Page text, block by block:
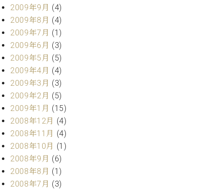
2009年9月 (4)
2009年8月 (4)
2009年7月 (1)
2009年6月 (3)
2009年5月 (5)
2009年4月 (4)
2009年3月 (3)
2009年2月 (5)
2009年1月 (15)
2008年12月 (4)
2008年11月 (4)
2008年10月 (1)
2008年9月 (6)
2008年8月 (1)
2008年7月 (3)